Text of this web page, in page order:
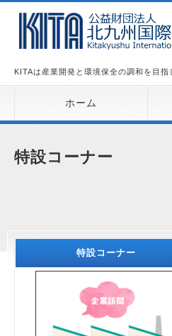
KITAは産業開発と環境保全の調和を目指
ホーム
特設コーナー
特設コーナー